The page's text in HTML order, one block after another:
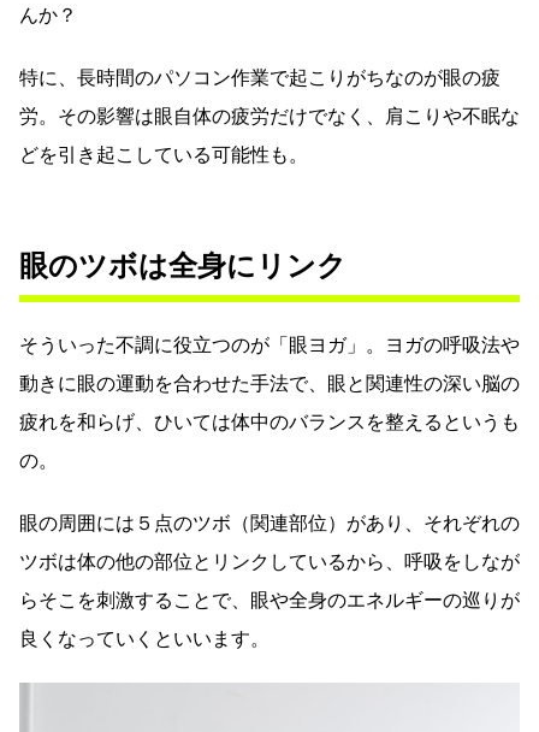
んか？
特に、長時間のパソコン作業で起こりがちなのが眼の疲
労。その影響は眼自体の疲労だけでなく、肩こりや不眠な
どを引き起こしている可能性も。
眼のツボは全身にリンク
そういった不調に役立つのが「眼ヨガ」。ヨガの呼吸法や
動きに眼の運動を合わせた手法で、眼と関連性の深い脳の
疲れを和らげ、ひいては体中のバランスを整えるというも
の。
眼の周囲には５点のツボ（関連部位）があり、それぞれの
ツボは体の他の部位とリンクしているから、呼吸をしなが
らそこを刺激することで、眼や全身のエネルギーの巡りが
良くなっていくといいます。